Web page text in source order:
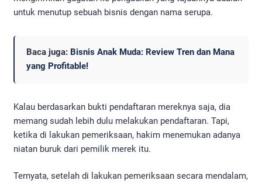
untuk menutup sebuah bisnis dengan nama serupa.
Baca juga: Bisnis Anak Muda: Review Tren dan Mana
yang Profitable!
Kalau berdasarkan bukti pendaftaran mereknya saja, dia
memang sudah lebih dulu melakukan pendaftaran. Tapi,
ketika di lakukan pemeriksaan, hakim menemukan adanya
niatan buruk dari pemilik merek itu.
Ternyata, setelah di lakukan pemeriksaan secara mendalam,